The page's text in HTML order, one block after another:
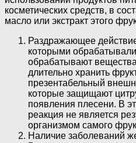
косметических средств, в
масло или экстракт этого
Раздражающее
которыми
обрабатывают
длительно хранить
презентабельный
которые защищают
появления плесени. В
реакция не является
организмом самого
Наличие заболеваний